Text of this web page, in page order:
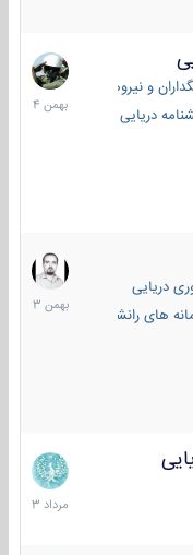
و نیروهای ویژه‌ی دریایی
دریایی
22
بهمن
1404
دریایی
های رانشی دریایی
6
بهمن
1403
2
مرداد
1403